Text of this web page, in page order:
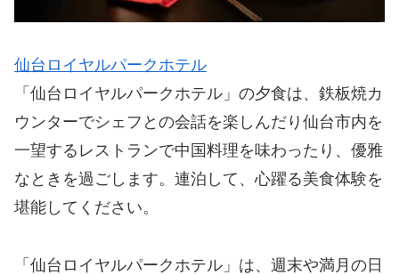
仙台ロイヤルパークホテル
「仙台ロイヤルパークホテル」の夕食は、鉄板焼カ
ウンターでシェフとの会話を楽しんだり仙台市内を
一望するレストランで中国料理を味わったり、優雅
なときを過ごします。連泊して、心躍る美食体験を
堪能してください。
「仙台ロイヤルパークホテル」は、週末や満月の日